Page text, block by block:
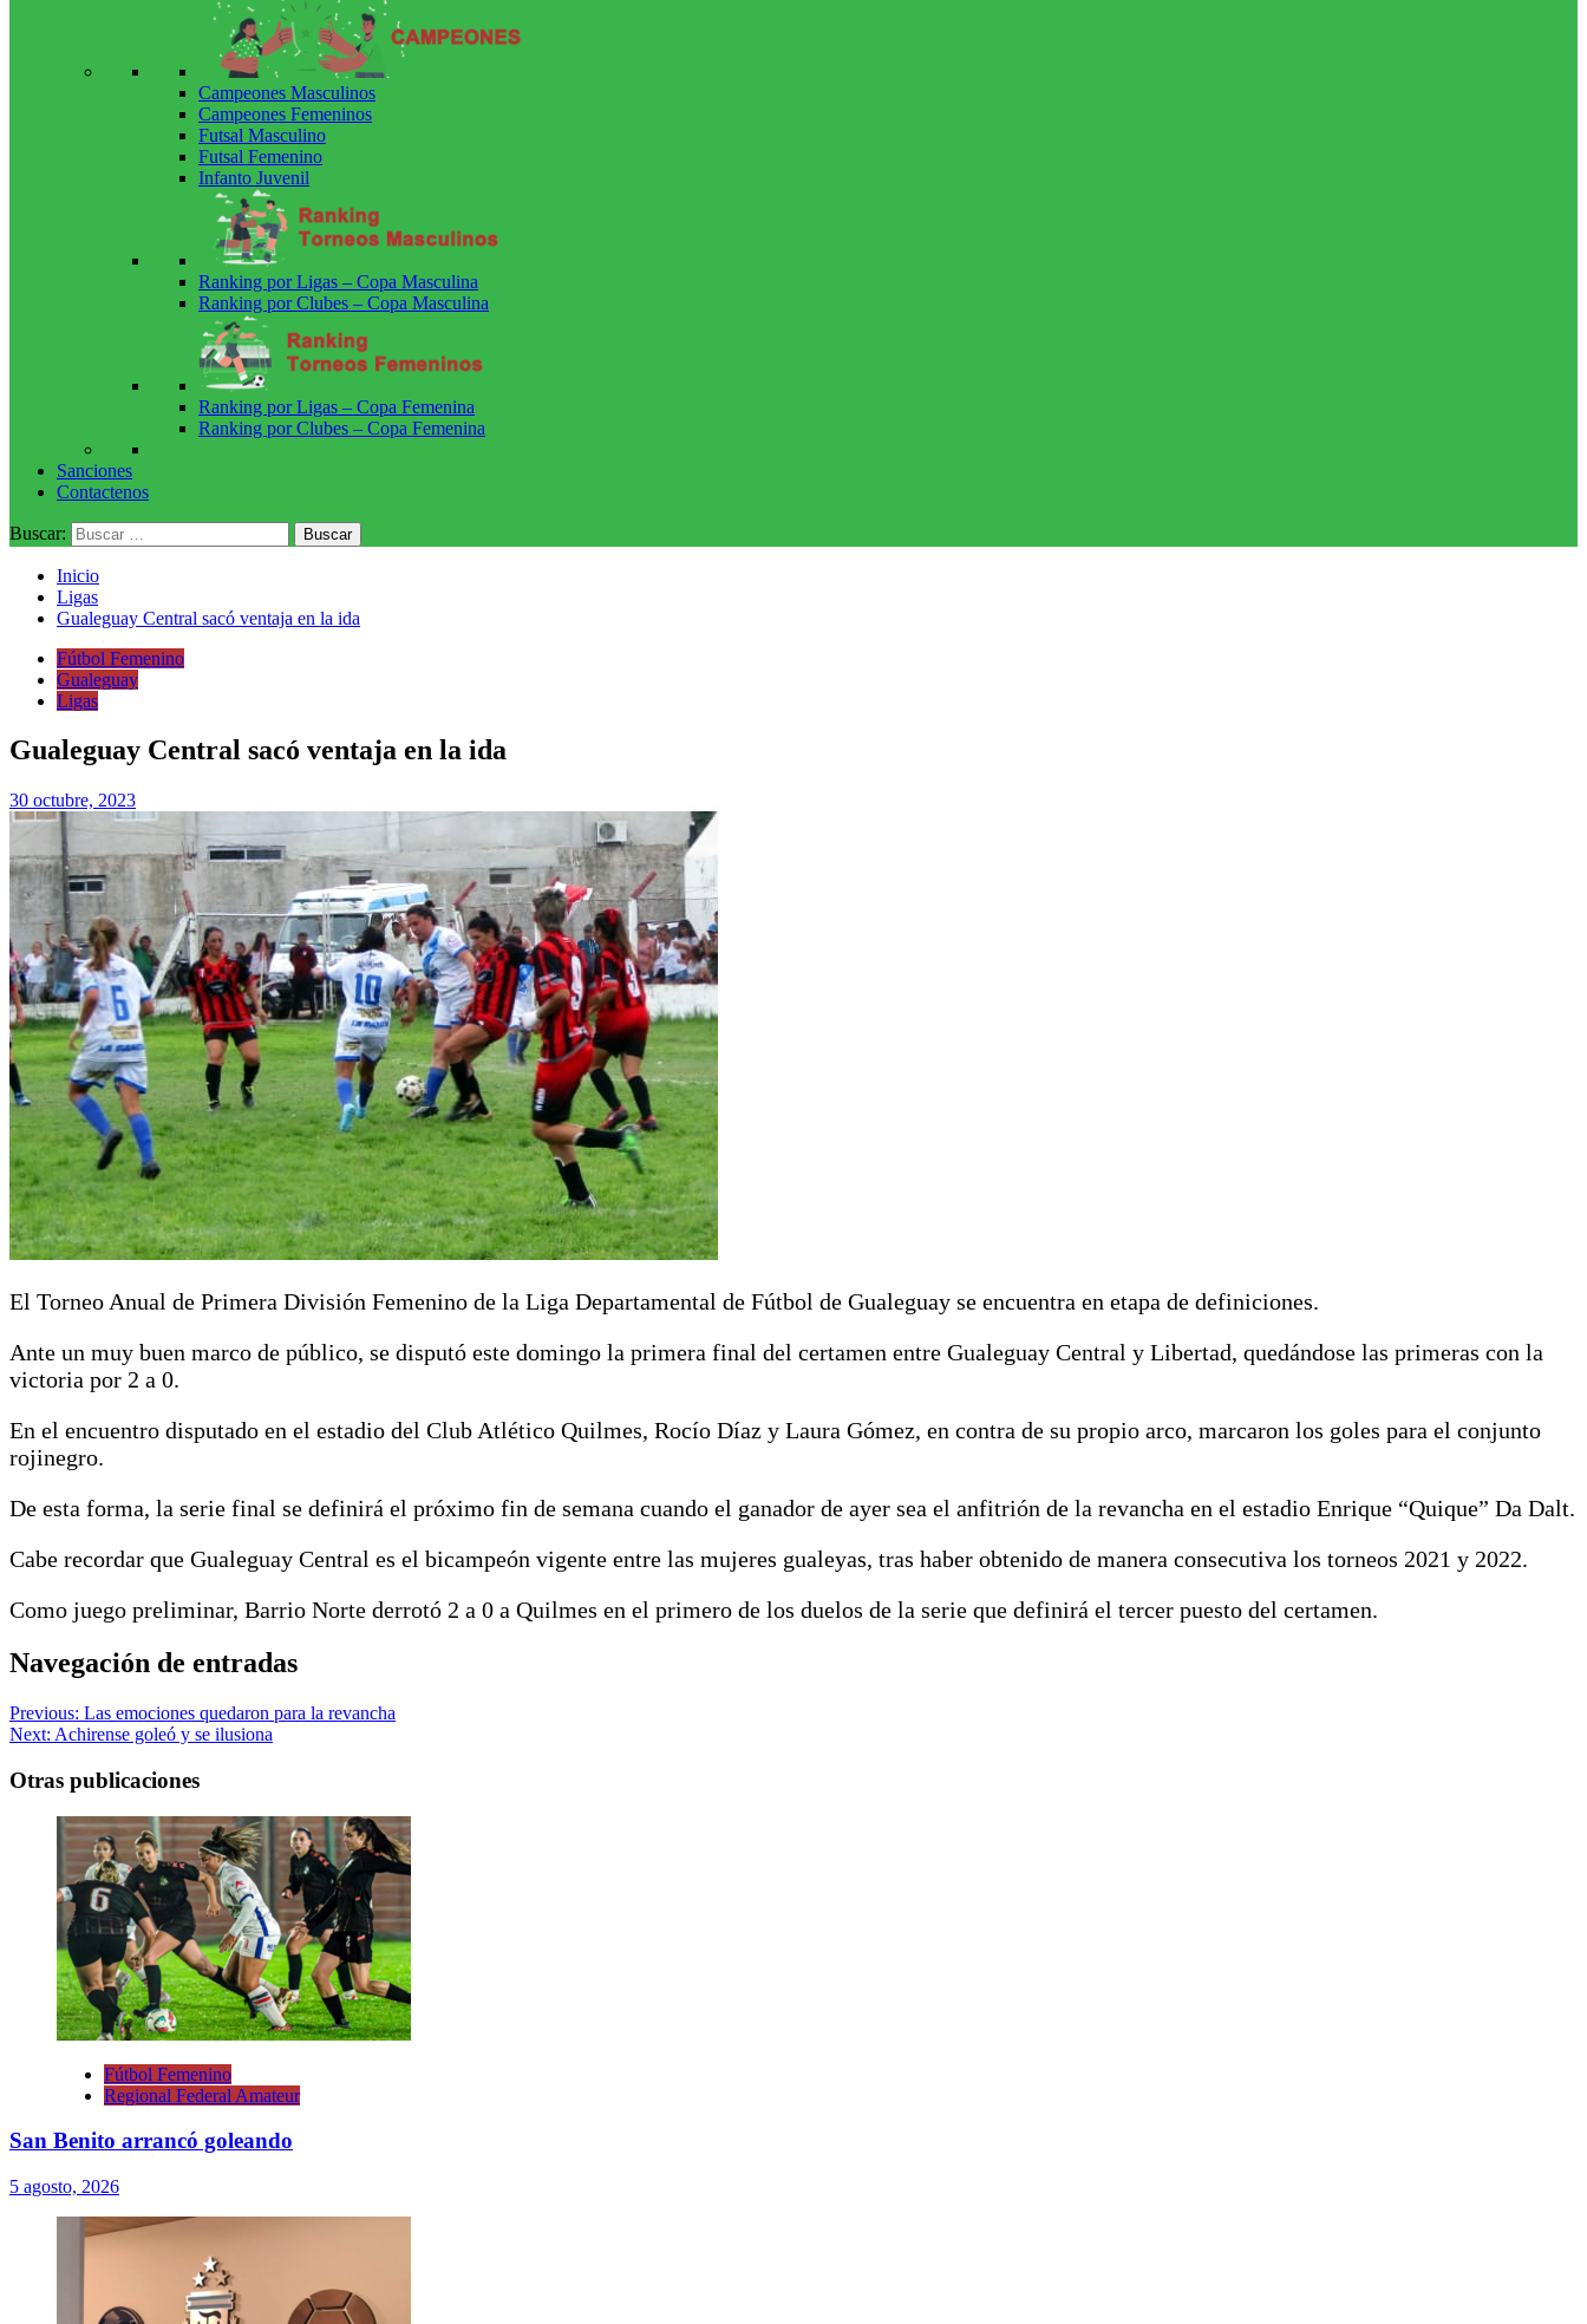
Campeones Masculinos
Campeones Femeninos
Futsal Masculino
Futsal Femenino
Infanto Juvenil
Ranking por Ligas – Copa Masculina
Ranking por Clubes – Copa Masculina
Ranking por Ligas – Copa Femenina
Ranking por Clubes – Copa Femenina
Sanciones
Contactenos
Buscar:
Inicio
Ligas
Gualeguay Central sacó ventaja en la ida
Fútbol Femenino
Gualeguay
Ligas
Gualeguay Central sacó ventaja en la ida
30 octubre, 2023
El Torneo Anual de Primera División Femenino de la Liga Departamental de Fútbol de Gualeguay se encuentra en etapa de definiciones.
Ante un muy buen marco de público, se disputó este domingo la primera final del certamen entre Gualeguay Central y Libertad, quedándose las primeras con la
victoria por 2 a 0.
En el encuentro disputado en el estadio del Club Atlético Quilmes, Rocío Díaz y Laura Gómez, en contra de su propio arco, marcaron los goles para el conjunto
rojinegro.
De esta forma, la serie final se definirá el próximo fin de semana cuando el ganador de ayer sea el anfitrión de la revancha en el estadio Enrique “Quique” Da Dalt.
Cabe recordar que Gualeguay Central es el bicampeón vigente entre las mujeres gualeyas, tras haber obtenido de manera consecutiva los torneos 2021 y 2022.
Como juego preliminar, Barrio Norte derrotó 2 a 0 a Quilmes en el primero de los duelos de la serie que definirá el tercer puesto del certamen.
Navegación de entradas
Previous: Las emociones quedaron para la revancha
Next: Achirense goleó y se ilusiona
Otras publicaciones
Fútbol Femenino
Regional Federal Amateur
San Benito arrancó goleando
5 agosto, 2026